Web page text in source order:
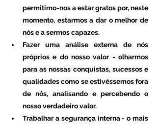
permitimo-nos a estar gratos por, neste
momento, estarmos a dar o melhor de
nós e a sermos capazes.
Fazer uma análise externa de nós
próprios e do nosso valor - olharmos
para as nossas conquistas, sucessos e
qualidades como se estivéssemos fora
de nós, analisando e percebendo o
nosso verdadeiro valor.
Trabalhar a segurança interna - o mais